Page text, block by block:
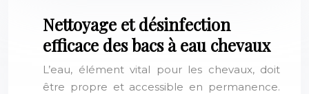
Nettoyage et désinfection
efficace des bacs à eau chevaux
L’eau, élément vital pour les chevaux, doit
être propre et accessible en permanence.